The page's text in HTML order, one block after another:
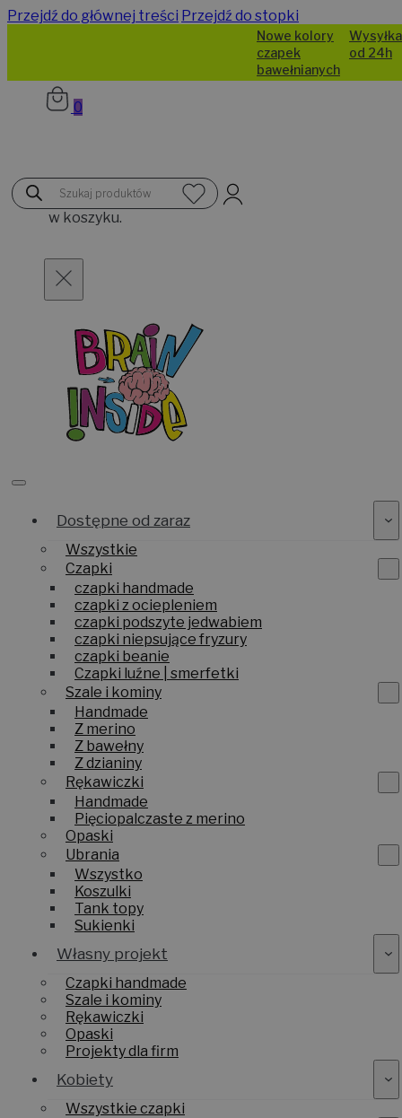
Przejdź do głównej treści Przejdź do stopki
Nowe kolory
czapek
bawełnianych
Wysyłka
od 24h
Wyszukiwarka
produktów
0
Brak
produktów
w koszyku.
Dostępne od zaraz
Wszystkie
Czapki
czapki handmade
czapki z ociepleniem
czapki podszyte jedwabiem
czapki niepsujące fryzury
czapki beanie
Czapki luźne | smerfetki
Szale i kominy
Handmade
Z merino
Z bawełny
Z dzianiny
Rękawiczki
Handmade
Pięciopalczaste z merino
Opaski
Ubrania
Wszystko
Koszulki
Tank topy
Sukienki
Własny projekt
Czapki handmade
Szale i kominy
Rękawiczki
Opaski
Projekty dla firm
Kobiety
Wszystkie czapki